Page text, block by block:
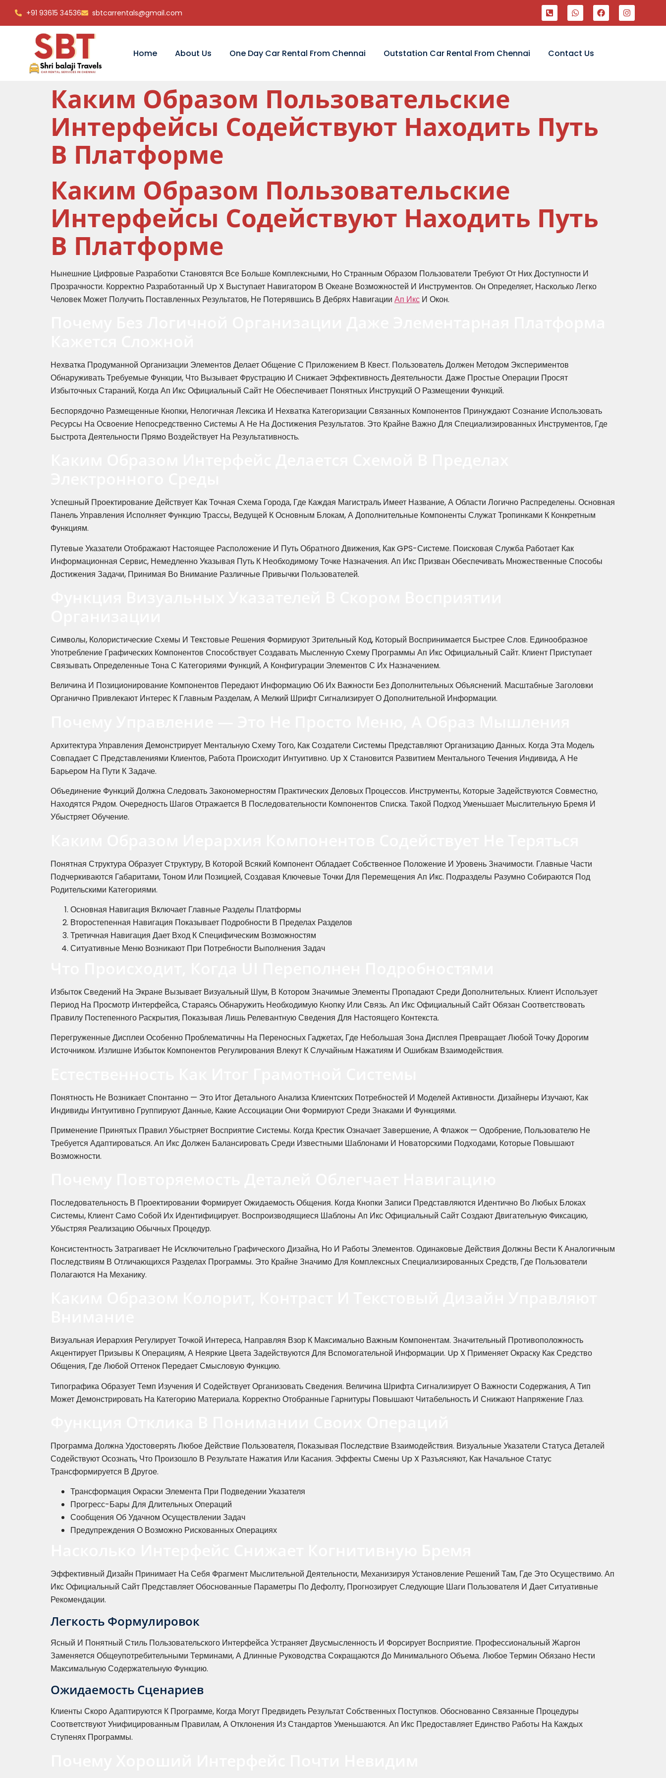
+91 93615 34536 sbtcarrentals@gmail.com
Home About Us One Day Car Rental From Chennai Outstation Car Rental From Chennai Contact Us
Каким Образом Пользовательские
Интерфейсы Содействуют Находить Путь
В Платформе
Каким Образом Пользовательские
Интерфейсы Содействуют Находить Путь
В Платформе
Нынешние Цифровые Разработки Становятся Все Больше Комплексными, Но Странным Образом Пользователи Требуют От Них Доступности И
Прозрачности. Корректно Разработанный Up X Выступает Навигатором В Океане Возможностей И Инструментов. Он Определяет, Насколько Легко
Человек Может Получить Поставленных Результатов, Не Потерявшись В Дебрях Навигации Ап Икс И Окон.
Нехватка Продуманной Организации Элементов Делает Общение С Приложением В Квест. Пользователь Должен Методом Экспериментов
Обнаруживать Требуемые Функции, Что Вызывает Фрустрацию И Снижает Эффективность Деятельности. Даже Простые Операции Просят
Избыточных Стараний, Когда Ап Икс Официальный Сайт Не Обеспечивает Понятных Инструкций О Размещении Функций.
Беспорядочно Размещенные Кнопки, Нелогичная Лексика И Нехватка Категоризации Связанных Компонентов Принуждают Сознание Использовать
Ресурсы На Освоение Непосредственно Системы А Не На Достижения Результатов. Это Крайне Важно Для Специализированных Инструментов, Где
Быстрота Деятельности Прямо Воздействует На Результативность.
Успешный Проектирование Действует Как Точная Схема Города, Где Каждая Магистраль Имеет Название, А Области Логично Распределены. Основная
Панель Управления Исполняет Функцию Трассы, Ведущей К Основным Блокам, А Дополнительные Компоненты Служат Тропинками К Конкретным
Функциям.
Путевые Указатели Отображают Настоящее Расположение И Путь Обратного Движения, Как GPS-Системе. Поисковая Служба Работает Как
Информационная Сервис, Немедленно Указывая Путь К Необходимому Точке Назначения. Ап Икс Призван Обеспечивать Множественные Способы
Достижения Задачи, Принимая Во Внимание Различные Привычки Пользователей.
Символы, Колористические Схемы И Текстовые Решения Формируют Зрительный Код, Который Воспринимается Быстрее Слов. Единообразное
Употребление Графических Компонентов Способствует Создавать Мысленную Схему Программы Ап Икс Официальный Сайт. Клиент Приступает
Связывать Определенные Тона С Категориями Функций, А Конфигурации Элементов С Их Назначением.
Величина И Позиционирование Компонентов Передают Информацию Об Их Важности Без Дополнительных Объяснений. Масштабные Заголовки
Органично Привлекают Интерес К Главным Разделам, А Мелкий Шрифт Сигнализирует О Дополнительной Информации.
Архитектура Управления Демонстрирует Ментальную Схему Того, Как Создатели Системы Представляют Организацию Данных. Когда Эта Модель
Совпадает С Представлениями Клиентов, Работа Происходит Интуитивно. Up X Становится Развитием Ментального Течения Индивида, А Не
Барьером На Пути К Задаче.
Объединение Функций Должна Следовать Закономерностям Практических Деловых Процессов. Инструменты, Которые Задействуются Совместно,
Находятся Рядом. Очередность Шагов Отражается В Последовательности Компонентов Списка. Такой Подход Уменьшает Мыслительную Бремя И
Убыстряет Обучение.
Понятная Структура Образует Структуру, В Которой Всякий Компонент Обладает Собственное Положение И Уровень Значимости. Главные Части
Подчеркиваются Габаритами, Тоном Или Позицией, Создавая Ключевые Точки Для Перемещения Ап Икс. Подразделы Разумно Собираются Под
Родительскими Категориями.
Основная Навигация Включает Главные Разделы Платформы
Второстепенная Навигация Показывает Подробности В Пределах Разделов
Третичная Навигация Дает Вход К Специфическим Возможностям
Ситуативные Меню Возникают При Потребности Выполнения Задач
Избыток Сведений На Экране Вызывает Визуальный Шум, В Котором Значимые Элементы Пропадают Среди Дополнительных. Клиент Использует
Период На Просмотр Интерфейса, Стараясь Обнаружить Необходимую Кнопку Или Связь. Ап Икс Официальный Сайт Обязан Соответствовать
Правилу Постепенного Раскрытия, Показывая Лишь Релевантную Сведения Для Настоящего Контекста.
Перегруженные Дисплеи Особенно Проблематичны На Переносных Гаджетах, Где Небольшая Зона Дисплея Превращает Любой Точку Дорогим
Источником. Излишне Избыток Компонентов Регулирования Влекут К Случайным Нажатиям И Ошибкам Взаимодействия.
Понятность Не Возникает Спонтанно — Это Итог Детального Анализа Клиентских Потребностей И Моделей Активности. Дизайнеры Изучают, Как
Индивиды Интуитивно Группируют Данные, Какие Ассоциации Они Формируют Среди Знаками И Функциями.
Применение Принятых Правил Убыстряет Восприятие Системы. Когда Крестик Означает Завершение, А Флажок — Одобрение, Пользователю Не
Требуется Адаптироваться. Ап Икс Должен Балансировать Среди Известными Шаблонами И Новаторскими Подходами, Которые Повышают
Возможности.
Последовательность В Проектировании Формирует Ожидаемость Общения. Когда Кнопки Записи Представляются Идентично Во Любых Блоках
Системы, Клиент Само Собой Их Идентифицирует. Воспроизводящиеся Шаблоны Ап Икс Официальный Сайт Создают Двигательную Фиксацию,
Убыстряя Реализацию Обычных Процедур.
Консистентность Затрагивает Не Исключительно Графического Дизайна, Но И Работы Элементов. Одинаковые Действия Должны Вести К Аналогичным
Последствиям В Отличающихся Разделах Программы. Это Крайне Значимо Для Комплексных Специализированных Средств, Где Пользователи
Полагаются На Механику.
Визуальная Иерархия Регулирует Точкой Интереса, Направляя Взор К Максимально Важным Компонентам. Значительный Противоположность
Акцентирует Призывы К Операциям, А Неяркие Цвета Задействуются Для Вспомогательной Информации. Up X Применяет Окраску Как Средство
Общения, Где Любой Оттенок Передает Смысловую Функцию.
Типографика Образует Темп Изучения И Содействует Организовать Сведения. Величина Шрифта Сигнализирует О Важности Содержания, А Тип
Может Демонстрировать На Категорию Материала. Корректно Отобранные Гарнитуры Повышают Читабельность И Снижают Напряжение Глаз.
Программа Должна Удостоверять Любое Действие Пользователя, Показывая Последствие Взаимодействия. Визуальные Указатели Статуса Деталей
Содействуют Осознать, Что Произошло В Результате Нажатия Или Касания. Эффекты Смены Up X Разъясняют, Как Начальное Статус
Трансформируется В Другое.
Трансформация Окраски Элемента При Подведении Указателя
Прогресс-Бары Для Длительных Операций
Сообщения Об Удачном Осуществлении Задач
Предупреждения О Возможно Рискованных Операциях
Эффективный Дизайн Принимает На Себя Фрагмент Мыслительной Деятельности, Механизируя Установление Решений Там, Где Это Осуществимо. Ап
Икс Официальный Сайт Представляет Обоснованные Параметры По Дефолту, Прогнозирует Следующие Шаги Пользователя И Дает Ситуативные
Рекомендации.
Легкость Формулировок
Ясный И Понятный Стиль Пользовательского Интерфейса Устраняет Двусмысленность И Форсирует Восприятие. Профессиональный Жаргон
Заменяется Общеупотребительными Терминами, А Длинные Руководства Сокращаются До Минимального Объема. Любое Термин Обязано Нести
Максимальную Содержательную Функцию.
Ожидаемость Сценариев
Клиенты Скоро Адаптируются К Программе, Когда Могут Предвидеть Результат Собственных Поступков. Обоснованно Связанные Процедуры
Соответствуют Унифицированным Правилам, А Отклонения Из Стандартов Уменьшаются. Ап Икс Предоставляет Единство Работы На Каждых
Ступенях Программы.